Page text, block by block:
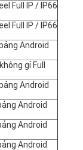
Full IP / IP66
Full IP / IP66
Android
gỉ Full
Android
Android
Android
Android